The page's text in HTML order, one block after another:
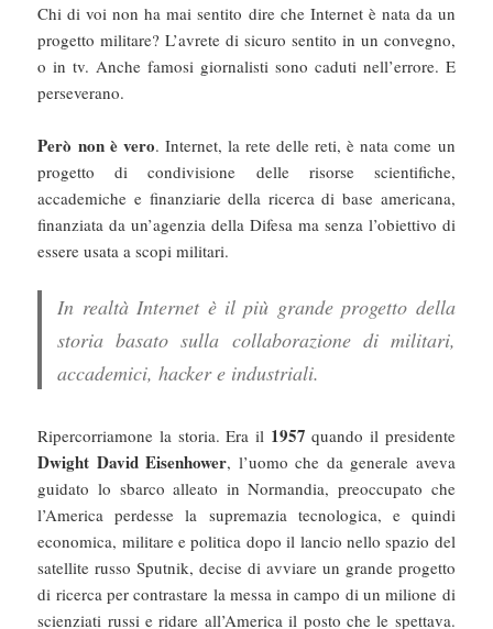
Chi di voi non ha mai sentito dire che Internet è nata da un
progetto militare? L’avrete di sicuro sentito in un convegno,
o in tv. Anche famosi giornalisti sono caduti nell’errore. E
perseverano.
Però non è vero. Internet, la rete delle reti, è nata come un
progetto di condivisione delle risorse scientifiche,
accademiche e finanziarie della ricerca di base americana,
finanziata da un’agenzia della Difesa ma senza l’obiettivo di
essere usata a scopi militari.
In realtà Internet è il più grande progetto della
storia basato sulla collaborazione di militari,
accademici, hacker e industriali.
Ripercorriamone la storia. Era il 1957 quando il presidente
Dwight David Eisenhower, l’uomo che da generale aveva
guidato lo sbarco alleato in Normandia, preoccupato che
l’America perdesse la supremazia tecnologica, e quindi
economica, militare e politica dopo il lancio nello spazio del
satellite russo Sputnik, decise di avviare un grande progetto
di ricerca per contrastare la messa in campo di un milione di
scienziati russi e ridare all’America il posto che le spettava.